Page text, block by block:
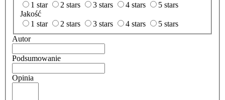
1 star
2 stars 3 stars 4 stars
5 stars
Jakość
1 star
2 stars 3 stars 4 stars
5 stars
Autor
Podsumowanie
Opinia